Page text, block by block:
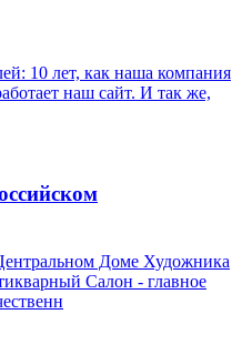
10 лет, как наша компания
наш сайт. И так же,
Доме Художника
Салон - главное